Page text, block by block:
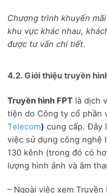
Chương trình khuyến
khu vực khác nhau,
được tư vấn chi tiết.
4.2. Giới thiệu truyền
Truyền hình FPT là dịch
tiện do Công ty cổ phần
Telecom) cung cấp. Đây
việc sử dụng công nghệ
130 kênh (trong đó có
lượng hình ảnh và âm
– Ngoài việc xem